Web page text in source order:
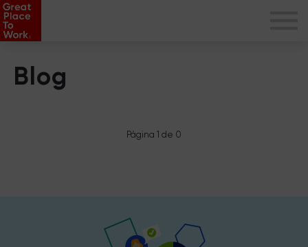
Blog
Página 1 de 0